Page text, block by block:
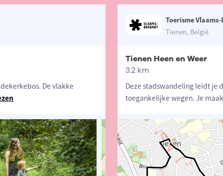
De vlakke
Toerisme
Tienen, België
Tienen Heen en Weer
3.2 km
Deze stadswandeling leidt je
toegankelijke wegen. Je